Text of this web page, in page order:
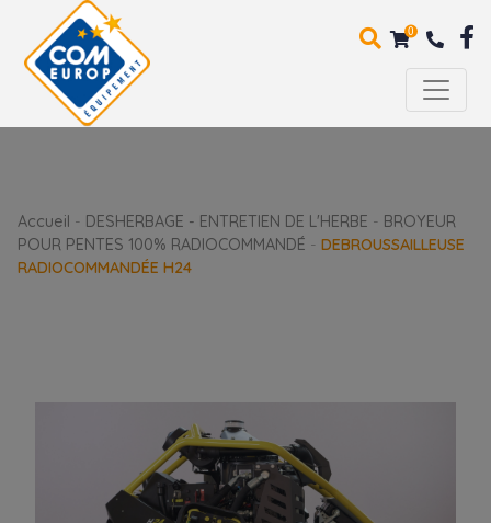
0
Accueil - DESHERBAGE - ENTRETIEN DE L'HERBE - BROYEUR
POUR PENTES 100% RADIOCOMMANDÉ - DEBROUSSAILLEUSE
RADIOCOMMANDÉE H24